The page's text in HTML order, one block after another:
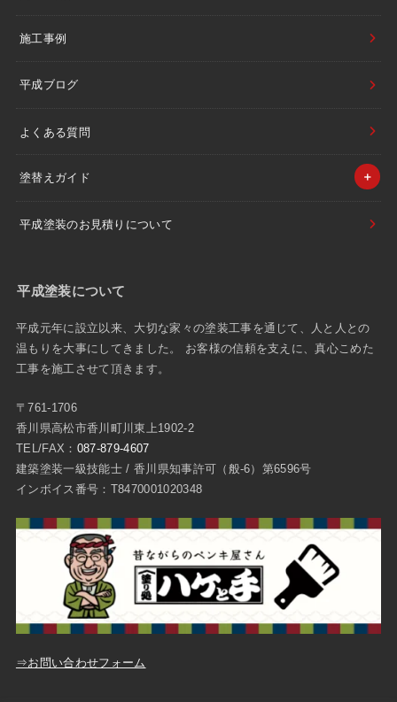
施工事例
平成ブログ
よくある質問
塗替えガイド
平成塗装のお見積りについて
平成塗装について
平成元年に設立以来、大切な家々の塗装工事を通じて、人と人との
温もりを大事にしてきました。 お客様の信頼を支えに、真心こめた
工事を施工させて頂きます。
〒761-1706
香川県高松市香川町川東上1902-2
TEL/FAX： 087-879-4607
建築塗装一級技能士 / 香川県知事許可（般-6）第6596号
インボイス番号：T8470001020348
⇒お問い合わせフォーム